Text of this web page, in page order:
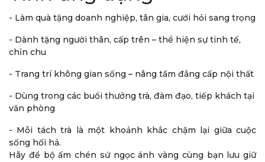
- Làm quà tặng doanh nghiệp, tân gia, cưới hỏi sang trọng
- Dành tặng người thân, cấp trên – thể hiện sự tinh tế,
chỉn chu
- Trang trí không gian sống – nâng tầm đẳng cấp nội thất
- Dùng trong các buổi thưởng trà, đàm đạo, tiếp khách tại
văn phòng
- Mỗi tách trà là một khoảnh khắc chậm lại giữa cuộc
sống hối hả.
Hãy để bộ ấm chén sứ ngọc ánh vàng cùng bạn lưu giữ